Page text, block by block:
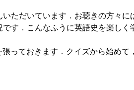
ただいています．お聴きの方々
す．こんなふうに英語史を楽し
っておきます．クイズから始めて